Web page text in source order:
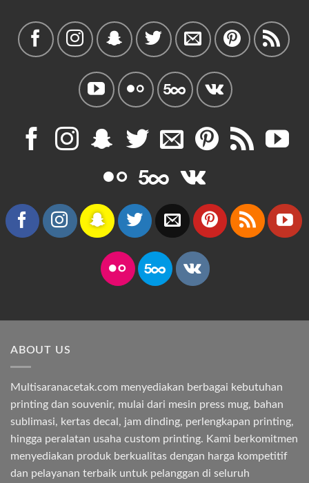
ABOUT US
Multisaranacetak.com menyediakan berbagai kebutuhan
printing dan souvenir, mulai dari mesin press mug, bahan
sublimasi, kertas decal, jam dinding, perlengkapan printing,
hingga peralatan usaha custom printing. Kami berkomitmen
menyediakan produk berkualitas dengan harga kompetitif
dan pelayanan terbaik untuk pelanggan di seluruh